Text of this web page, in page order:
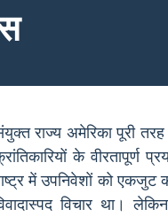
राज्य अमेरिका पूरी
के वीरतापूर्ण
में उपनिवेशों को एकजुट
विचार था।